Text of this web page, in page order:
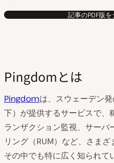
記事のPDF版
Pingdomとは
Pingdomは、スウェーデン
下）が提供するサービスで、
ランザクション監視、サーバ
リング（RUM）など、さまざ
その中でも特に広く知られて